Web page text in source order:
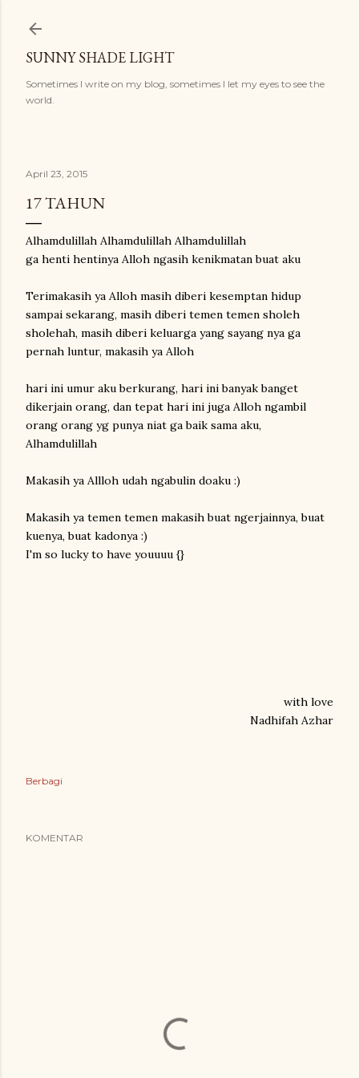
SUNNY SHADE LIGHT
Sometimes I write on my blog, sometimes I let my eyes to see the
world.
April 23, 2015
17 TAHUN
Alhamdulillah Alhamdulillah Alhamdulillah
ga henti hentinya Alloh ngasih kenikmatan buat aku
Terimakasih ya Alloh masih diberi kesemptan hidup
sampai sekarang, masih diberi temen temen sholeh
sholehah, masih diberi keluarga yang sayang nya ga
pernah luntur, makasih ya Alloh
hari ini umur aku berkurang, hari ini banyak banget
dikerjain orang, dan tepat hari ini juga Alloh ngambil
orang orang yg punya niat ga baik sama aku,
Alhamdulillah
Makasih ya Allloh udah ngabulin doaku :)
Makasih ya temen temen makasih buat ngerjainnya, buat
kuenya, buat kadonya :)
I'm so lucky to have youuuu {}
with love
Nadhifah Azhar
Berbagi
KOMENTAR